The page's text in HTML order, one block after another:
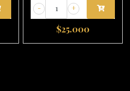
+
-
$25.000